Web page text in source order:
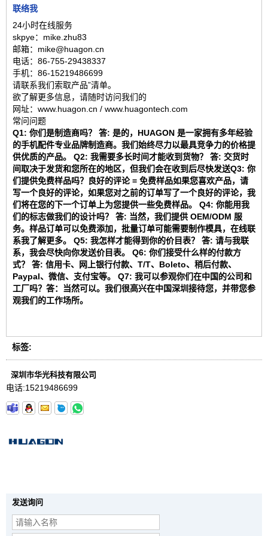
联络我
24小时在线服务
skpye：mike.zhu83
邮箱：mike@huagon.cn
电话：86-755-29438337
手机：86-15219486699
请联系我们索取产品”清单。
欲了解更多信息，请随时访问我们的
网址：www.huagon.cn / www.huagontech.com
常问问题
Q1: 你们是制造商吗？ 答: 是的，HUAGON 是一家拥有多年经验
的手机配件专业品牌制造商。我们始终尽力以最具竞争力的价格提
供优质的产品。 Q2: 我需要多长时间才能收到货物？ 答: 交货时
间取决于发货和您所在的地区，但我们会在收到后尽快发送Q3: 你
们提供免费样品吗？良好的评论 = 免费样品如果您喜欢产品，请
写一个良好的评论，如果您对之前的订单写了一个良好的评论，我
们将在您的下一个订单上为您提供一些免费样品。 Q4: 你能用我
们的标志做我们的设计吗？ 答: 当然，我们提供 OEM/ODM 服
务。样品订单可以免费添加，批量订单可能需要制作模具，在线联
系我了解更多。 Q5: 我怎样才能得到你的价目表？ 答: 请与我联
系，我会尽快向你发送价目表。 Q6: 你们接受什么样的付款方
式？ 答: 信用卡、网上银行付款、T/T、Boleto、稍后付款、
Paypal、微信、支付宝等。 Q7: 我可以参观你们在中国的公司和
工厂吗？答：当然可以。我们很高兴在中国深圳接待您，并带您参
观我们的工作场所。
标签:
深圳市华光科技有限公司
电话:15219486699
发送询问